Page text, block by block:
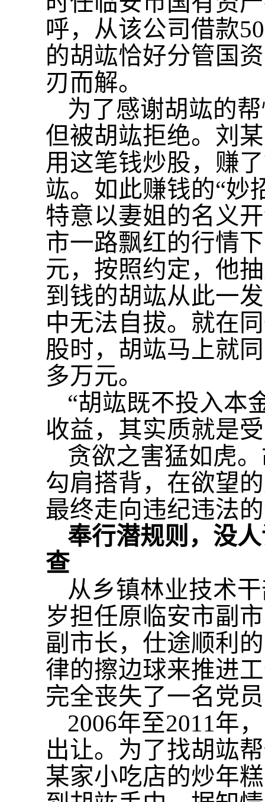
呼，从该公司借款
的胡竑恰好分管国
刃而解。
为了感谢胡竑的
但被胡竑拒绝。刘
用这笔钱炒股，赚
竑。如此赚钱的“妙
特意以妻姐的名义
市一路飘红的行情
元，按照约定，他
到钱的胡竑从此一
中无法自拔。就在
股时，胡竑马上就
多万元。
“胡竑既不投入本
收益，其实质就是
贪欲之害猛如虎
勾肩搭背，在欲望
最终走向违纪违法
奉行潜规则，没
查
从乡镇林业技术
岁担任原临安市副
副市长，仕途顺利
律的擦边球来推进
完全丧失了一名党
2006年至2011年
出让。为了找胡竑
某家小吃店的炒年